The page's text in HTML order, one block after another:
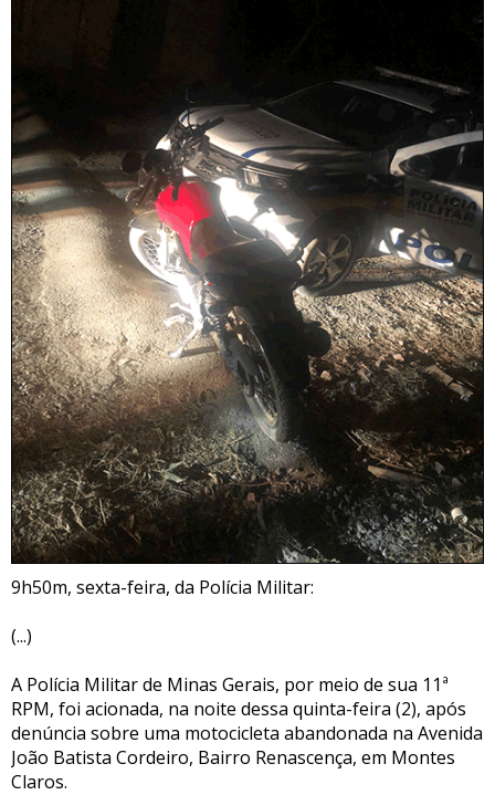
9h50m, sexta-feira, da Polícia Militar:
(...)
A Polícia Militar de Minas Gerais, por meio de sua 11ª
RPM, foi acionada, na noite dessa quinta-feira (2), após
denúncia sobre uma motocicleta abandonada na Avenida
João Batista Cordeiro, Bairro Renascença, em Montes
Claros.